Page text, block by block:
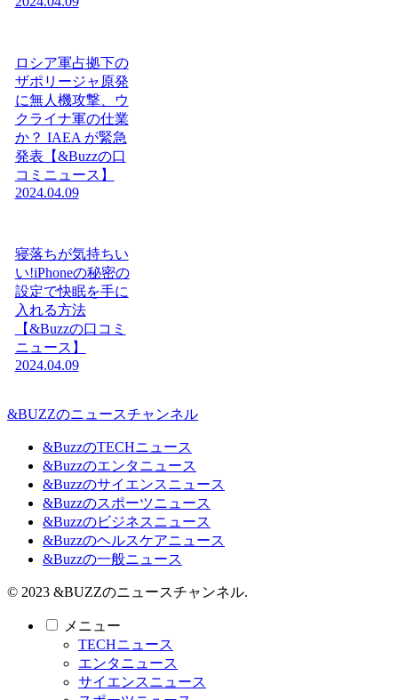
ロシア軍占拠下の
ザポリージャ原発
に無人機攻撃、ウ
クライナ軍の仕業
か？ IAEA が緊急
発表【&Buzzの口
コミニュース】
2024.04.09
寝落ちが気持ちい
い!iPhoneの秘密の
設定で快眠を手に
入れる方法
【&Buzzの口コミ
ニュース】
2024.04.09
&BUZZのニュースチャンネル
&BuzzのTECHニュース
&Buzzのエンタニュース
&Buzzのサイエンスニュース
&Buzzのスポーツニュース
&Buzzのビジネスニュース
&Buzzのヘルスケアニュース
&Buzzの一般ニュース
© 2023 &BUZZのニュースチャンネル.
メニュー
TECHニュース
エンタニュース
サイエンスニュース